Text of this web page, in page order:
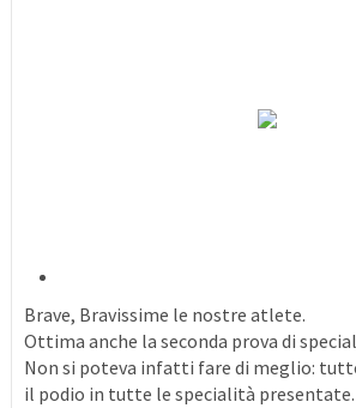
Brave, Bravissime le nostre atlete.
Ottima anche la seconda prova di
Non si poteva infatti fare di meglio:
il podio in tutte le specialità presentate.